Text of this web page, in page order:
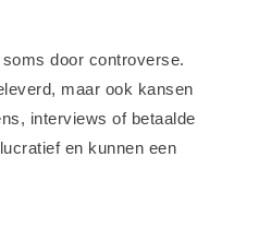
door controverse.
maar ook kansen
interviews of betaalde
en kunnen een